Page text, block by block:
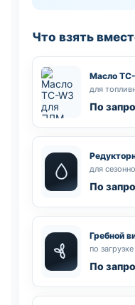
Что взять
Масло
для
По
для
По
Гребной
по
По